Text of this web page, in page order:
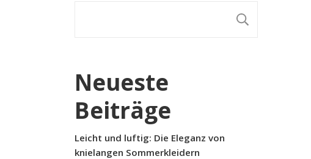
Neueste
Beiträge
Leicht und luftig: Die Eleganz von
knielangen Sommerkleidern